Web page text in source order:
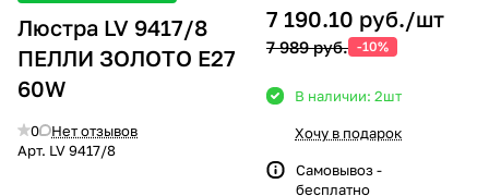
Люстра LV 9417/8
ПЕЛЛИ ЗОЛОТО Е27
60W
0
Нет отзывов
Арт. LV 9417/8
7 190.10 руб./шт
7 989 руб. -10%
В наличии: 2шт
Хочу в подарок
Самовывоз -
бесплатно